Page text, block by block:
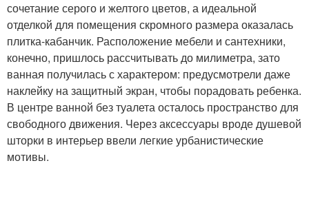
сочетание серого и желтого цветов, а идеальной
отделкой для помещения скромного размера оказалась
плитка-кабанчик. Расположение мебели и сантехники,
конечно, пришлось рассчитывать до милиметра, зато
ванная получилась с характером: предусмотрели даже
наклейку на защитный экран, чтобы порадовать ребенка.
В центре ванной без туалета осталось пространство для
свободного движения. Через аксессуары вроде душевой
шторки в интерьер ввели легкие урбанистические
мотивы.